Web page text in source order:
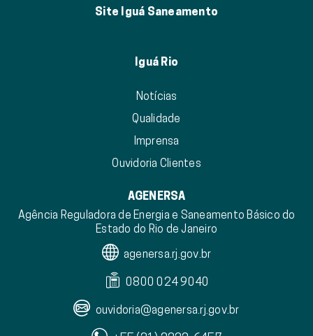
Site Iguá Saneamento
Iguá Rio
Notícias
Qualidade
Imprensa
Ouvidoria Clientes
AGENERSA
Agência Reguladora de Energia e Saneamento Básico do
Estado do Rio de Janeiro
agenersa.rj.gov.br
0800 024 9040
ouvidoria@agenersa.rj.gov.br